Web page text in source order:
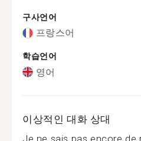
구사언어
프랑스어
학습언어
영어
이상적인 대화 상대
Je ne sais pas encore de